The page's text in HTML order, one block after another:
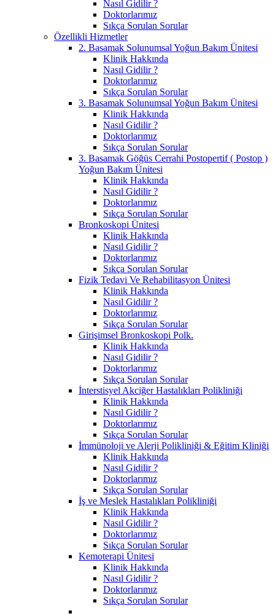
Nasıl Gidilir ?
Doktorlarımız
Sıkça Sorulan Sorular
Özellikli Hizmetler
2. Basamak Solunumsal Yoğun Bakım Ünitesi
Klinik Hakkında
Nasıl Gidilir ?
Doktorlarımız
Sıkça Sorulan Sorular
3. Basamak Solunumsal Yoğun Bakım Ünitesi
Klinik Hakkında
Nasıl Gidilir ?
Doktorlarımız
Sıkça Sorulan Sorular
3. Basamak Göğüs Cerrahi Postopertif ( Postop )
Yoğun Bakım Ünitesi
Klinik Hakkında
Nasıl Gidilir ?
Doktorlarımız
Sıkça Sorulan Sorular
Bronkoskopi Ünitesi
Klinik Hakkında
Nasıl Gidilir ?
Doktorlarımız
Sıkça Sorulan Sorular
Fizik Tedavi Ve Rehabilitasyon Ünitesi
Klinik Hakkında
Nasıl Gidilir ?
Doktorlarımız
Sıkça Sorulan Sorular
Girişimsel Bronkoskopi Polk.
Klinik Hakkında
Nasıl Gidilir ?
Doktorlarımız
Sıkça Sorulan Sorular
İnterstisyel Akciğer Hastalıkları Polikliniği
Klinik Hakkında
Nasıl Gidilir ?
Doktorlarımız
Sıkça Sorulan Sorular
İmmünoloji ve Alerji Polikliniği & Eğitim Kliniği
Klinik Hakkında
Nasıl Gidilir ?
Doktorlarımız
Sıkça Sorulan Sorular
İş ve Meslek Hastalıkları Polikliniği
Klinik Hakkında
Nasıl Gidilir ?
Doktorlarımız
Sıkça Sorulan Sorular
Kemoterapi Ünitesi
Klinik Hakkında
Nasıl Gidilir ?
Doktorlarımız
Sıkça Sorulan Sorular